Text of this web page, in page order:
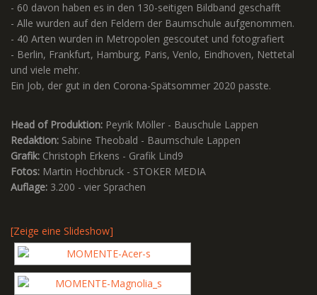
- 60 davon haben es in den 130-seitigen Bildband geschafft
- Alle wurden auf den Feldern der Baumschule aufgenommen.
- 40 Arten wurden in Metropolen gescoutet und fotografiert
- Berlin, Frankfurt, Hamburg, Paris, Venlo, Eindhoven, Nettetal
und viele mehr.
Ein Job, der gut in den Corona-Spätsommer 2020 passte.
Head of Produktion: Peyrik Möller - Bauschule Lappen
Redaktion: Sabine Theobald - Baumschule Lappen
Grafik: Christoph Erkens - Grafik Lind9
Fotos: Martin Hochbruck - STOKER MEDIA
Auflage: 3.200 - vier Sprachen
[Zeige eine Slideshow]